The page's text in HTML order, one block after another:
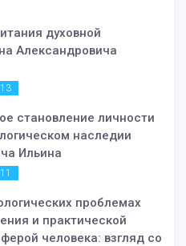
духовной
Александровича
становление личности
наследии
Ильина
проблемах
и практической
человека: взгляд со